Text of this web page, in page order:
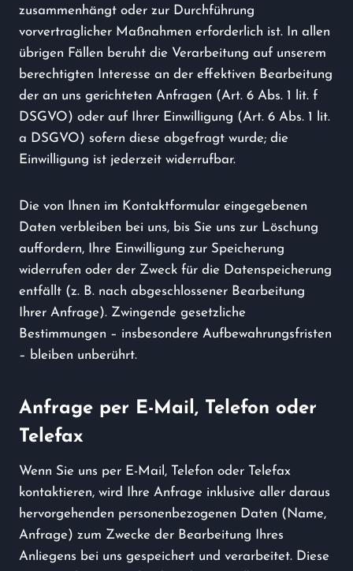
zusammenhängt oder zur Durchführung
vorvertraglicher Maßnahmen erforderlich ist. In allen
übrigen Fällen beruht die Verarbeitung auf unserem
berechtigten Interesse an der effektiven Bearbeitung
der an uns gerichteten Anfragen (Art. 6 Abs. 1 lit. f
DSGVO) oder auf Ihrer Einwilligung (Art. 6 Abs. 1 lit.
a DSGVO) sofern diese abgefragt wurde; die
Einwilligung ist jederzeit widerrufbar.
Die von Ihnen im Kontaktformular eingegebenen
Daten verbleiben bei uns, bis Sie uns zur Löschung
auffordern, Ihre Einwilligung zur Speicherung
widerrufen oder der Zweck für die Datenspeicherung
entfällt (z. B. nach abgeschlossener Bearbeitung
Ihrer Anfrage). Zwingende gesetzliche
Bestimmungen – insbesondere Aufbewahrungsfristen
– bleiben unberührt.
Anfrage per E-Mail, Telefon oder
Telefax
Wenn Sie uns per E-Mail, Telefon oder Telefax
kontaktieren, wird Ihre Anfrage inklusive aller daraus
hervorgehenden personenbezogenen Daten (Name,
Anfrage) zum Zwecke der Bearbeitung Ihres
Anliegens bei uns gespeichert und verarbeitet. Diese